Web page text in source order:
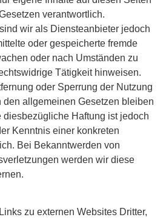
verantwortlich.
wir als Diensteanbieter jedoch
oder gespeicherte fremde
oder nach Umständen zu
Tätigkeit hinweisen.
oder Sperrung der Nutzung
den allgemeinen Gesetzen bleiben
diesbezügliche Haftung ist jedoch
Kenntnis einer konkreten
Bei Bekanntwerden von
werden wir diese
zu externen Websites Dritter,